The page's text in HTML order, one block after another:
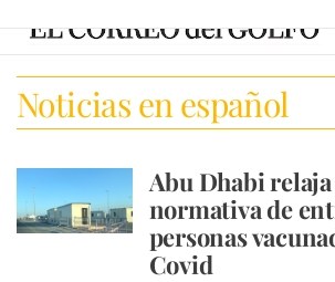
Noticias en español
Abu Dhabi
normativa de
personas
Covid